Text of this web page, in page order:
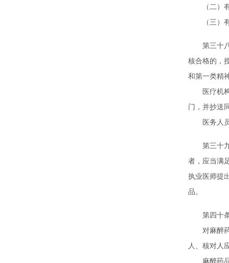
（二）有
（三）有
第三十八
核合格的，
和第一类精
医疗机构
门，并抄送
医务人员
第三十九
者，应当满
执业医师提
品。
第四十条
对麻醉药
人、核对人
麻醉药品